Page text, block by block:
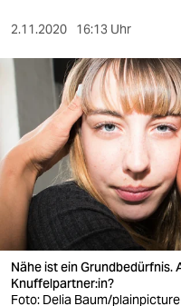
sport
berlin
nord
wahrheit
verlag
verlag
2.11.2020 16:13 Uhr
Nähe ist ein Grundbedürfnis.
Knuffelpartner:in?
Foto: Delia Baum/plainpicture